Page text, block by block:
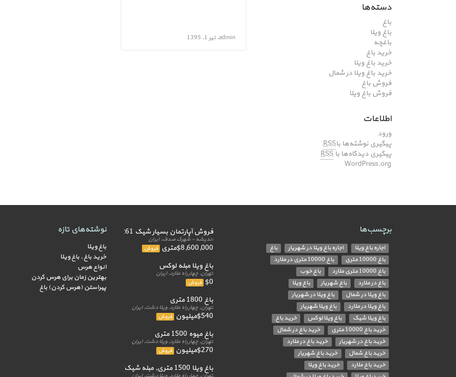
دسته‌ها
باغ
باغ ویلا
باغچه
خرید باغ
خرید باغ ویلا
خرید باغ ویلا در شمال
فروش باغ
فروش باغ ویلا
اطلاعات
ورود
پیگیری نوشته‌ها باRSS
پیگیری دیدگاه‌ها با RSS
WordPress.org
admin, تیر 1, 1395
برچسب‌ها
اجاره باغ ویلا اجاره باغ ویلا در شهریار
باغ
باغ 10000 متری
باغ 10000 متری در ملارد
باغ 10000 متری ملارد
باغ خوب
باغ در ملارد
باغ شهریار
باغ ویلا
باغ ویلا در شمال
باغ ویلا در شهریار
باغ ویلا در ملارد
باغ ویلا شهریار
باغ ویلا شیک
باغ ویلا لوکس
خرید باغ
خرید باغ 10000 متری
خرید باغ در شمال
خرید باغ در شهریار
خرید باغ در ملارد
خرید باغ شمال
خرید باغ شهریار
خرید باغ ملارد
خرید باغ ویلا
فروش آپارتمان بسیار شیک 261 متر
اندیشه - شهرک صدف, ایران
$8,600,000متری فروش
باغ ویلا مبله لوکس
تهران, چهار راه ملارد, ایران
$0 فروش
باغ 1800 متری
تهران, چهار راه ملارد, ویلا دشت, ایران
$540میلیون فروش
باغ میوه 1500 متری
تهران, چهار راه ملارد, ویلا دشت, ایران
$270میلیون فروش
باغ ویلا 1500 متری, مبله شیک
نوشته‌های تازه
باغ ویلا
خرید باغ , باغ ویلا
انواع هرس
بهترین زمان برای هرس کردن
پیراستن (هرس کردن) باغ